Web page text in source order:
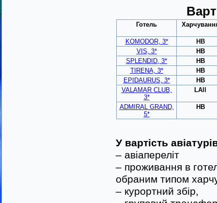
Готель
KOMODOR, 3*
HB
VIS, 3*
HB
SPLENDID, 3*
HB
TIRENA, 3*
HB
EPIDAURUS, 3*
HB
VALAMAR CLUB,
3*
LAll
ADMIRAL GRAND,
5*
HB
У вартість
– авіапереліт
– проживання в
обраним типом
– курортний збір,